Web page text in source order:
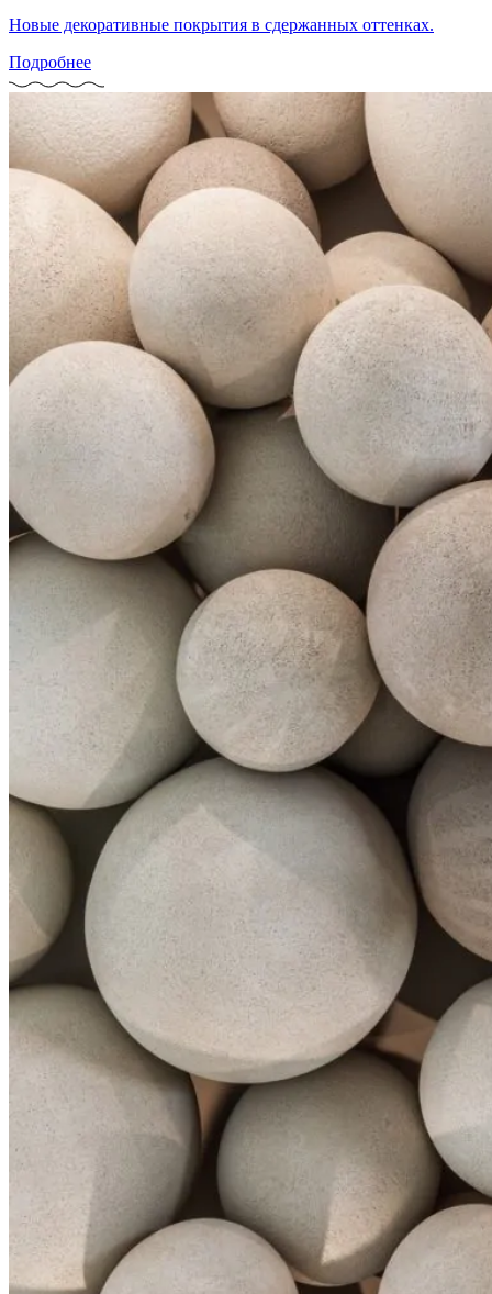
Новые декоративные покрытия в сдержанных оттенках.
Подробнее